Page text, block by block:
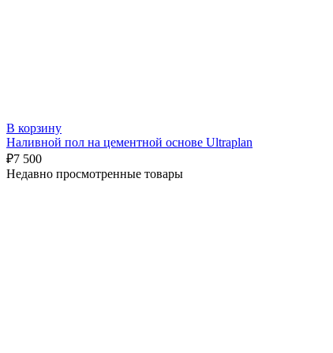
В корзину
Наливной пол на цементной основе Ultraplan
₽7 500
Недавно просмотренные товары